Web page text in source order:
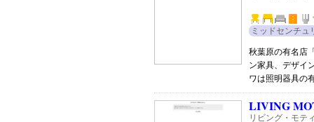
ミッドセンチュ
秋葉原の有名店
ン家具、デザイ
ワは照明器具の
LIVING
リビング・モテ